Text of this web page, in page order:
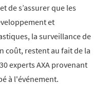
de s’assurer que les
et
la surveillance de
coût, restent au fait de la
experts AXA provenant
à l'événement.